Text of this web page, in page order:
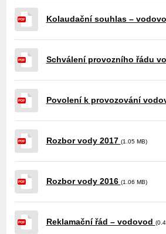
PDF Kolaudační souhlas –
PDF Schválení provozního řádu
PDF Povolení k provozování
PDF Rozbor vody 2017 (1.05 MB)
PDF Rozbor vody 2016 (1.06 MB)
PDF Reklamační řád – vodovod